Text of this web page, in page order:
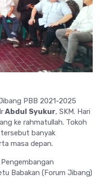
PBB 2021-2025
Abdul Syukur, SKM. Hari
ke rahmatullah. Tokoh
banyak
masa depan.
Babakan (Forum Jibang)